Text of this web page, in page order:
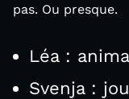
pas. Ou presque.
Léa :
Svenja :